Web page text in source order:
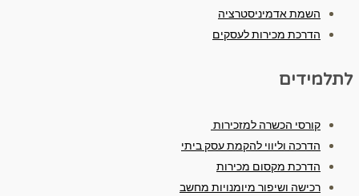
השמת אדמיניסטרציה
הדרכת מכירות לעסקים
לתלמידים
קורסי הכשרה למזכירות
הדרכה וליווי להקמת עסק ביתי
הדרכת מקסום מכירות
רכישה ושיפור מיומנויות מחשב